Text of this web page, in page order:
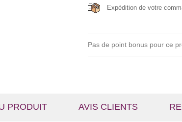
Expédition de votre
Pas de point bonus pour ce
PRODUIT AVIS CLIENTS